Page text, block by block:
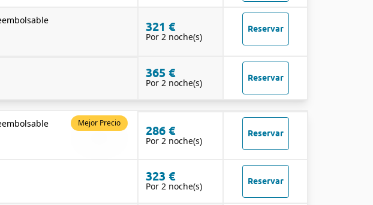
321 €
Por 2 noche(s)
Reservar
365 €
Por 2 noche(s) Reservar
Mejor Precio
286 €
Por 2 noche(s)
Reservar
323 €
Por 2 noche(s) Reservar